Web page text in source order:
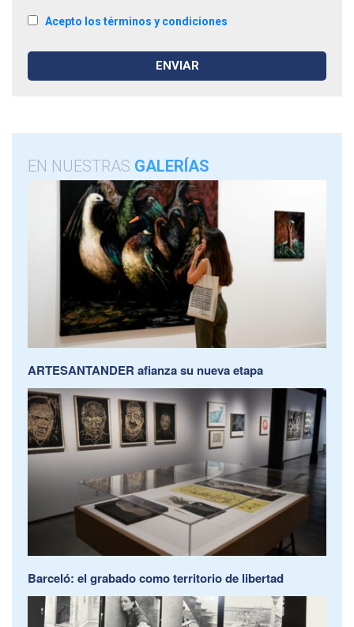
Acepto los términos y condiciones
EN NUESTRAS GALERÍAS
ARTESANTANDER afianza su nueva etapa
Barceló: el grabado como territorio de libertad